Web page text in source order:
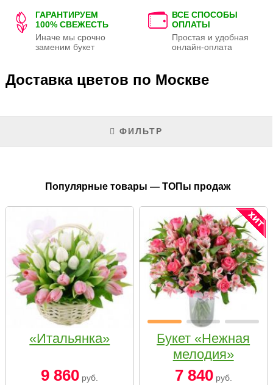
ГАРАНТИРУЕМ
100% СВЕЖЕСТЬ
Иначе мы срочно
заменим букет
ВСЕ СПОСОБЫ
ОПЛАТЫ
Простая и удобная
онлайн-оплата
Доставка цветов по Москве
ФИЛЬТР
Популярные товары — ТОПы продаж
«Итальянка»
9 860 руб.
Букет «Нежная
мелодия»
7 840руб.